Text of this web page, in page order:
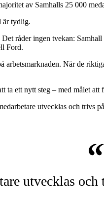
av Samhalls 25 000
är tydlig.
råder ingen tvekan:
Ford.
När de
ett nytt steg – med målet att
utvecklas och trivs
utvecklas